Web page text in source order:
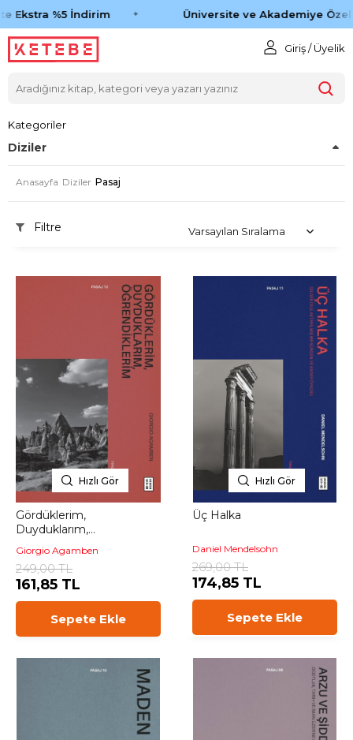
Ekstra %5 İndirim Üniversite ve Akademiye Özel
Giriş / Üyelik
Kategoriler
Diziler
Anasayfa Diziler Pasaj
Filtre
Hızlı Gör
Gördüklerim,
Duyduklarım,
Giorgio Agamben
249,00 TL
161,85 TL
Sepete Ekle
Hızlı Gör
Üç Halka
Daniel Mendelsohn
269,00 TL
174,85 TL
Sepete Ekle